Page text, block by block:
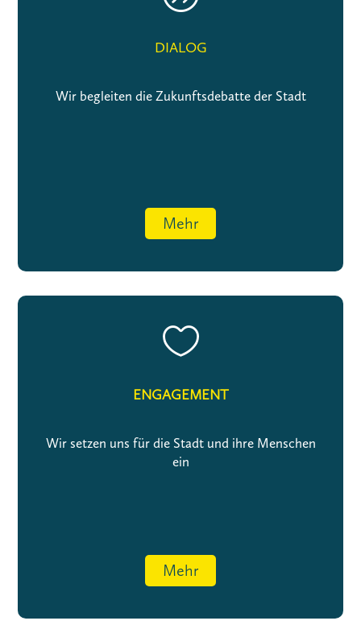
DIALOG
Wir begleiten die Zukunftsdebatte der Stadt
Mehr

ENGAGEMENT
Wir setzen uns für die Stadt und ihre Menschen
ein
Mehr